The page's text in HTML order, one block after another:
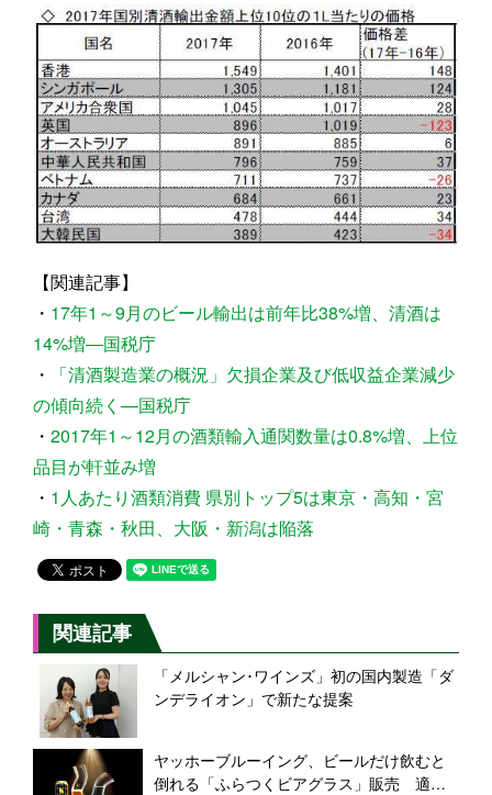
【関連記事】
・ 17年1～9月のビール輸出は前年比38%増、清酒は
14%増―国税庁
・
「清酒製造業の概況」欠損企業及び低収益企業減少
の傾向続く―国税庁
・ 2017年1～12月の酒類輸入通関数量は0.8%増、上位
品目が軒並み増
・ 1人あたり酒類消費 県別トップ5は東京・高知・宮
崎・青森・秋田、大阪・新潟は陥落
関連記事
「メルシャン･ワインズ」初の国内製造「ダ
ンデライオン」で新たな提案
ヤッホーブルーイング、ビールだけ飲むと
倒れる「ふらつくビアグラス」販売 適正